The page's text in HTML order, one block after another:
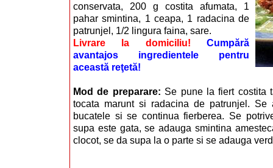
conservata, 200 g costita afumata, 1
pahar smintina, 1 ceapa, 1 radacina de
patrunjel, 1/2 lingura faina, sare.
Livrare la domiciliu!
Cumpără
avantajos ingredientele pentru
această reţetă!
Mod de preparare: Se pune la fiert costita
tocata marunt si radacina de patrunjel. Se
bucatele si se continua fierberea. Se
supa este gata, se adauga smintina
clocot, se da supa la o parte si se adauga